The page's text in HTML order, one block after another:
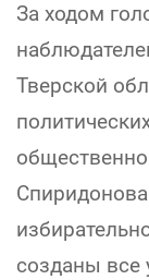
За ходом
Тверской
созданы все